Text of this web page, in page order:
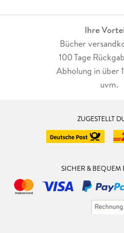
Ihre
Bücher
100 Tage
Abholung in über
uvm.
ZUGESTELLT
SICHER & BEQUEM